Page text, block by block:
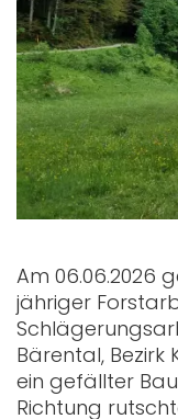
Am 06.06.2026
jähriger
Bärental,
ein gefällter
Richtung